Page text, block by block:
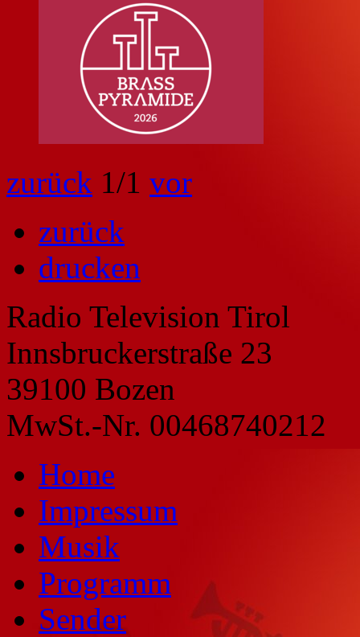
zurück 1/1 vor
zurück
drucken
Radio Television Tirol
Innsbruckerstraße 23
39100 Bozen
MwSt.-Nr. 00468740212
Home
Impressum
Musik
Programm
Sender